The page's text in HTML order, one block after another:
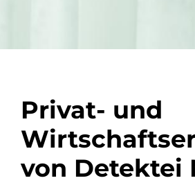
Privat- und
von Detektei